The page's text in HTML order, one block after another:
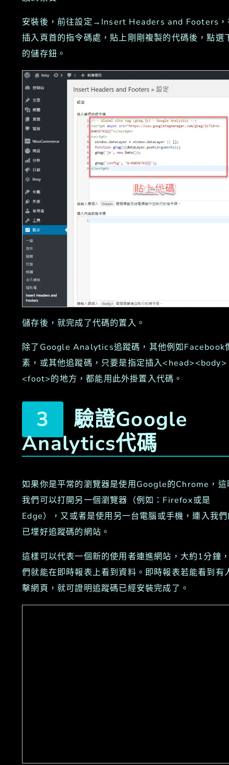
安裝後，前往設定→Insert Headers and Footers
插入頁首的指令碼處，貼上剛剛複製的代碼後，點選
的儲存鈕。
儲存後，就完成了代碼的置入。
除了Google Analytics追蹤碼，其他例如Facebook
素，或其他追蹤碼，只要是指定插入<head><body>
<foot>的地方，都能用此外掛置入代碼。
驗證Google
Analytics代碼
如果你是平常的瀏覽器是使用Google的Chrome，這
我們可以打開另一個瀏覽器（例如：Firefox或是
Edge），又或者是使用另一台電腦或手機，連入我
已埋好追蹤碼的網站。
這樣可以代表一個新的使用者連進網站，大約1分鐘
們就能在即時報表上看到資料。即時報表若能看到有
擊網頁，就可證明追蹤碼已經安裝完成了。